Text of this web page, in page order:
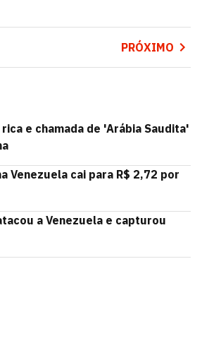
PRÓXIMO
e chamada de 'Arábia Saudita'
Venezuela cai para R$ 2,72 por
a Venezuela e capturou